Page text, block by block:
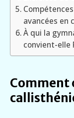
avancées en
À qui la
convient-elle
Comment